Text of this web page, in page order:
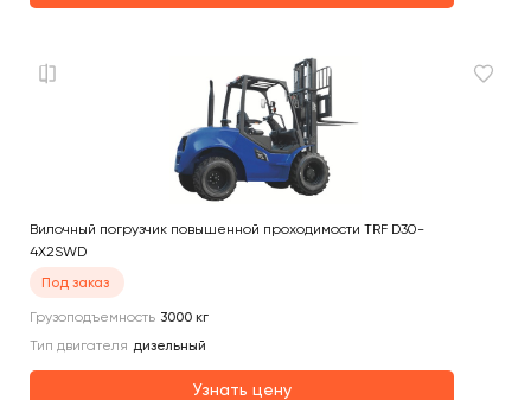
Вилочный погрузчик повышенной проходимости TRF D30-
4X2SWD
Под заказ
Грузоподъемность 3000 кг
Тип двигателя дизельный
Узнать цену